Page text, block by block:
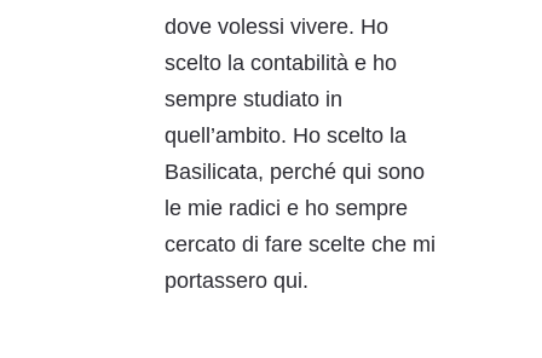
dove volessi vivere. Ho
scelto la contabilità e ho
sempre studiato in
quell’ambito. Ho scelto la
Basilicata, perché qui sono
le mie radici e ho sempre
cercato di fare scelte che mi
portassero qui.